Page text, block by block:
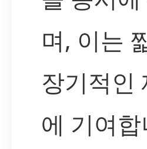
며, 이는
장기적인
에 기여